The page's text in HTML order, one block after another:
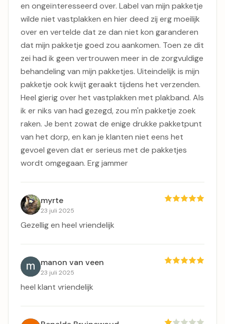
en ongeïnteresseerd over. Label van mijn pakketje
wilde niet vastplakken en hier deed zij erg moeilijk
over en vertelde dat ze dan niet kon garanderen
dat mijn pakketje goed zou aankomen. Toen ze dit
zei had ik geen vertrouwen meer in de zorgvuldige
behandeling van mijn pakketjes. Uiteindelijk is mijn
pakketje ook kwijt geraakt tijdens het verzenden.
Heel gierig over het vastplakken met plakband. Als
ik er niks van had gezegd, zou m'n pakketje zoek
raken. Je bent zowat de enige drukke pakketpunt
van het dorp, en kan je klanten niet eens het
gevoel geven dat er serieus met de pakketjes
wordt omgegaan. Erg jammer
myrte
23 juli 2025
Gezellig en heel vriendelijk
manon van veen
23 juli 2025
heel klant vriendelijk